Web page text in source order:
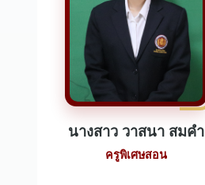
นางสาว วาสนา สมคำ
ครูพิเศษสอน